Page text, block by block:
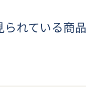
れている商品